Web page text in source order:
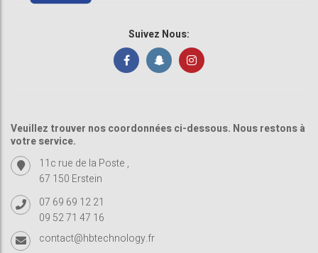
Suivez Nous:
Veuillez trouver nos coordonnées ci-dessous. Nous restons à
votre service.
11c rue de la Poste ,
67 150 Erstein
07 69 69 12 21
09 52 71 47 16
contact@hbtechnology.fr